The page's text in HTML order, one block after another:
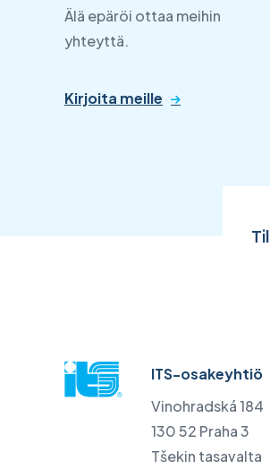
Älä epäröi ottaa meihin
yhteyttä.
Kirjoita meille
ITS-osakeyhtiö
Vinohradská 184
130 52 Praha 3
Tšekin tasavalta